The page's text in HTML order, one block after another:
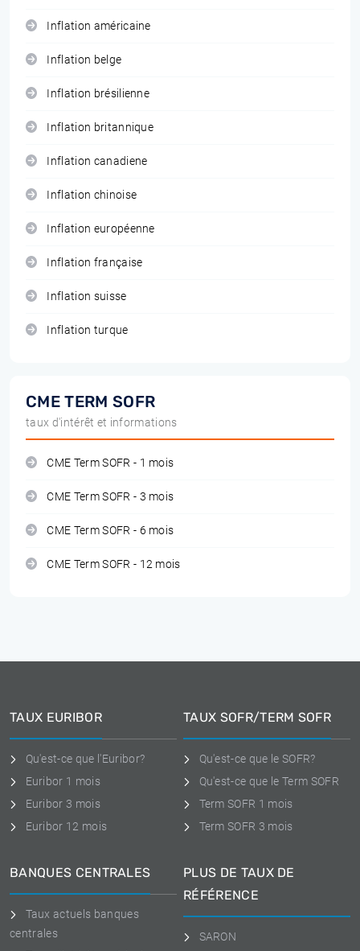
Inflation américaine
Inflation belge
Inflation brésilienne
Inflation britannique
Inflation canadiene
Inflation chinoise
Inflation européenne
Inflation française
Inflation suisse
Inflation turque
CME TERM SOFR
taux d'intérêt et informations
CME Term SOFR - 1 mois
CME Term SOFR - 3 mois
CME Term SOFR - 6 mois
CME Term SOFR - 12 mois
TAUX EURIBOR
Qu'est-ce que l'Euribor?
Euribor 1 mois
Euribor 3 mois
Euribor 12 mois
TAUX SOFR/TERM SOFR
Qu'est-ce que le SOFR?
Qu'est-ce que le Term SOFR
Term SOFR 1 mois
Term SOFR 3 mois
BANQUES CENTRALES
Taux actuels banques
centrales
PLUS DE TAUX DE
RÉFÉRENCE
SARON